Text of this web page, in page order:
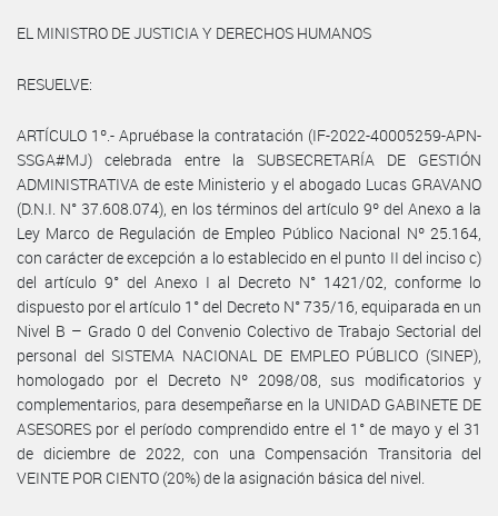
EL MINISTRO DE JUSTICIA Y DERECHOS HUMANOS
RESUELVE:
ARTÍCULO 1º.- Apruébase la contratación (IF-2022-40005259-APN-
SSGA#MJ) celebrada entre la SUBSECRETARÍA DE GESTIÓN
ADMINISTRATIVA de este Ministerio y el abogado Lucas GRAVANO
(D.N.I. N° 37.608.074), en los términos del artículo 9º del Anexo a la
Ley Marco de Regulación de Empleo Público Nacional Nº 25.164,
con carácter de excepción a lo establecido en el punto II del inciso c)
del artículo 9° del Anexo I al Decreto N° 1421/02, conforme lo
dispuesto por el artículo 1° del Decreto N° 735/16, equiparada en un
Nivel B – Grado 0 del Convenio Colectivo de Trabajo Sectorial del
personal del SISTEMA NACIONAL DE EMPLEO PÚBLICO (SINEP),
homologado por el Decreto Nº 2098/08, sus modificatorios y
complementarios, para desempeñarse en la UNIDAD GABINETE DE
ASESORES por el período comprendido entre el 1° de mayo y el 31
de diciembre de 2022, con una Compensación Transitoria del
VEINTE POR CIENTO (20%) de la asignación básica del nivel.